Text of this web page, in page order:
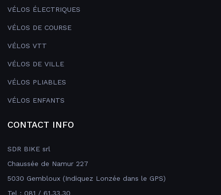
VÉLOS ÉLECTRIQUES
VÉLOS DE COURSE
VÉLOS VTT
VÉLOS DE VILLE
VÉLOS PLIABLES
VÉLOS ENFANTS
CONTACT INFO
SDR BIKE srl
Chaussée de Namur 227
5030 Gembloux (Indiquez Lonzée dans le GPS)
Tel : 081 / 61.33.30